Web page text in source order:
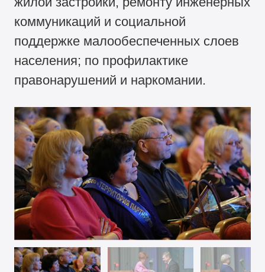
коммуникаций и социальной
поддержке малообеспеченных слоев
населения; по профилактике
правонарушений и наркомании.